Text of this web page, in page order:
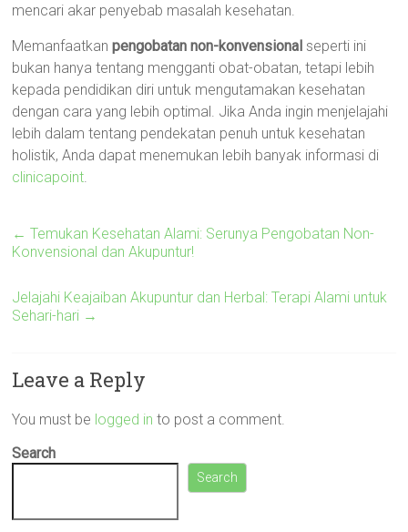
mencari akar penyebab masalah kesehatan.
Memanfaatkanpengobatan non-konvensional seperti ini
bukan hanya tentang mengganti obat-obatan, tetapi lebih
kepada pendidikan diri untuk mengutamakan kesehatan
dengan cara yang lebih optimal. Jika Anda ingin menjelajahi
lebih dalam tentang pendekatan penuh untuk kesehatan
holistik, Anda dapat menemukan lebih banyak informasi di
clinicapoint.
← Temukan Kesehatan Alami: Serunya Pengobatan Non-
Konvensional dan Akupuntur!
Jelajahi Keajaiban Akupuntur dan Herbal: Terapi Alami untuk
Sehari-hari →
Leave a Reply
You must be logged in to post a comment.
Search
Search